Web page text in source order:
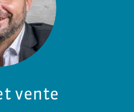
vente